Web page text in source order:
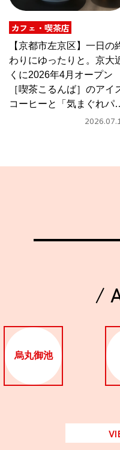
カフェ・喫茶店
【京都市左京区】一日の
わりにゆったりと。京大
くに2026年4月オープン
［喫茶こるんば］のアイ
コーヒーと「気まぐれパ
/
烏丸御池